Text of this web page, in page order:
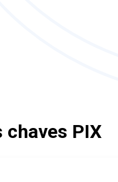
chaves PIX